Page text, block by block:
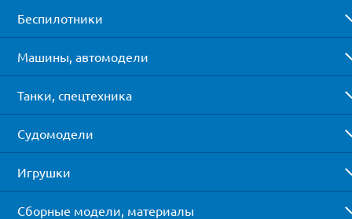
Беспилотники
Машины, автомодели
Танки, спецтехника
Судомодели
Игрушки
Сборные модели, материалы